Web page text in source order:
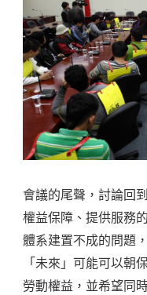
會議的尾聲，討論回
權益保障、提供服務
體系建置不成的問題
「未來」可能可以朝
勞動權益，並希望同